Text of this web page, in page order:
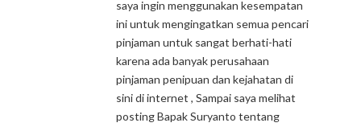
saya ingin menggunakan kesempatan
ini untuk mengingatkan semua pencari
pinjaman untuk sangat berhati-hati
karena ada banyak perusahaan
pinjaman penipuan dan kejahatan di
sini di internet , Sampai saya melihat
posting Bapak Suryanto tentang